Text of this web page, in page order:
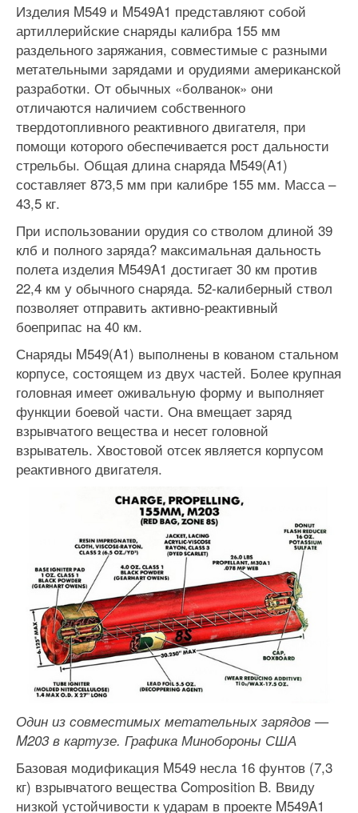
Изделия M549 и M549A1 представляют собой
артиллерийские снаряды калибра 155 мм
раздельного заряжания, совместимые с разными
метательными зарядами и орудиями американской
разработки. От обычных «болванок» они
отличаются наличием собственного
твердотопливного реактивного двигателя, при
помощи которого обеспечивается рост дальности
стрельбы. Общая длина снаряда M549(A1)
составляет 873,5 мм при калибре 155 мм. Масса –
43,5 кг.
При использовании орудия со стволом длиной 39
клб и полного заряда? максимальная дальность
полета изделия M549A1 достигает 30 км против
22,4 км у обычного снаряда. 52-калиберный ствол
позволяет отправить активно-реактивный
боеприпас на 40 км.
Снаряды M549(A1) выполнены в кованом стальном
корпусе, состоящем из двух частей. Более крупная
головная имеет оживальную форму и выполняет
функции боевой части. Она вмещает заряд
взрывчатого вещества и несет головной
взрыватель. Хвостовой отсек является корпусом
реактивного двигателя.
Один из совместимых метательных зарядов —
M203 в картузе. Графика Минобороны США
Базовая модификация M549 несла 16 фунтов (7,3
кг) взрывчатого вещества Composition B. Ввиду
низкой устойчивости к ударам в проекте M549A1